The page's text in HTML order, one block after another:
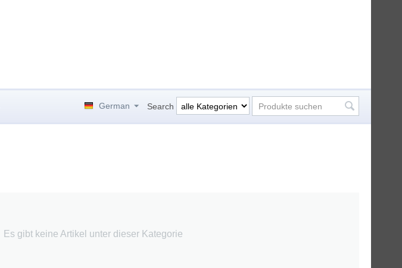
Search
German
Es gibt keine Artikel unter dieser Kategorie